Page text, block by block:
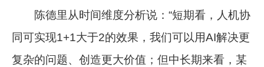
陈德里从时间维度分析说：“短期看，人机协
同可实现1+1大于2的效果，我们可以用AI解决更
复杂的问题、创造更大价值；但中长期来看，某